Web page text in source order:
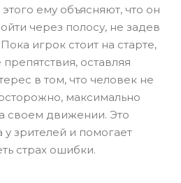
ему объясняют, что он
через полосу, не задев
игрок стоит на старте,
оставляя
в том, что человек не
максимально
своем движении. Это
зрителей и помогает
страх ошибки.